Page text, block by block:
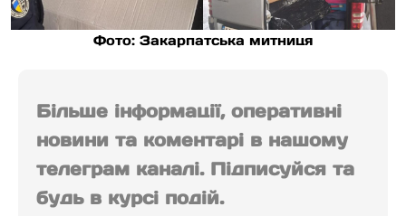
Фото: Закарпатська митниця
Більше інформації, оперативні
новини та коментарі в нашому
телеграм каналі. Підписуйся та
будь в курсі подій.